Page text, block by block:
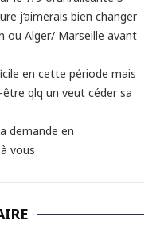
j’aimerais bien changer
ou Alger/ Marseille avant
en cette période mais
qlq un veut céder sa
demande en
vous